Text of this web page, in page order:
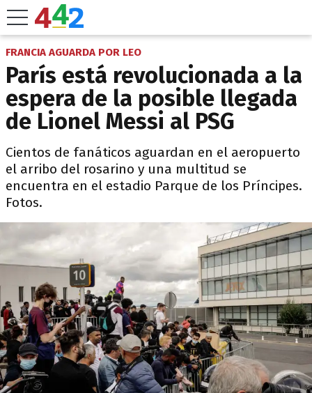
FRANCIA AGUARDA POR LEO
París está revolucionada a la
espera de la posible llegada
de Lionel Messi al PSG
Cientos de fanáticos aguardan en el aeropuerto
el arribo del rosarino y una multitud se
encuentra en el estadio Parque de los Príncipes.
Fotos.